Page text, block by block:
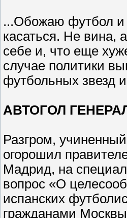
...Обожаю футбол и
касаться. Не вина,
себе и, что еще
случае политики
футбольных звезд
АВТОГОЛ
Разгром,
огорошил
Мадрид, на
вопрос «О
испанских
гражданами